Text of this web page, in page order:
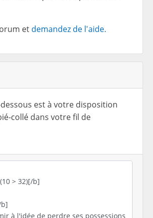
et demandez de l'aide.
dessous est à votre disposition
collé dans votre fil de